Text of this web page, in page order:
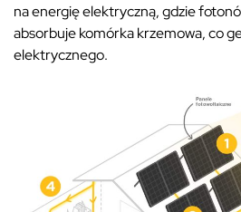
na energię elektryczną, gdzie
absorbuje komórka krzemowa, co
elektrycznego.